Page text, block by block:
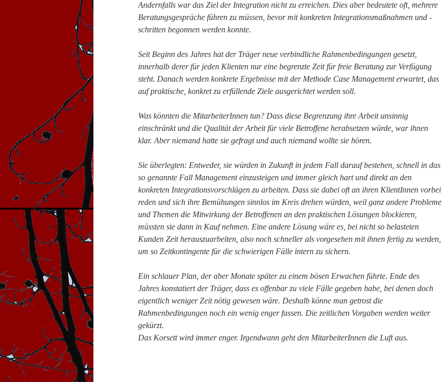
Andernfalls war das Ziel der Integration nicht zu erreichen. Dies aber bedeutete oft, mehrere
Beratungsgespräche führen zu müssen, bevor mit konkreten Integrationsmaßnahmen und -
schritten begonnen werden konnte.
Seit Beginn des Jahres hat der Träger neue verbindliche Rahmenbedingungen gesetzt,
innerhalb derer für jeden Klienten nur eine begrenzte Zeit für freie Beratung zur Verfügung
steht. Danach werden konkrete Ergebnisse mit der Methode Case Management erwartet, das
auf praktische, konkret zu erfüllende Ziele ausgerichtet werden soll.
Was könnten die MitarbeiterInnen tun? Dass diese Begrenzung ihre Arbeit unsinnig
einschränkt und die Qualität der Arbeit für viele Betroffene herabsetzen würde, war ihnen
klar. Aber niemand hatte sie gefragt und auch niemand wollte sie hören.
Sie überlegten: Entweder, sie würden in Zukunft in jedem Fall darauf bestehen, schnell in das
so genannte Fall Management einzusteigen und immer gleich hart und direkt an den
konkreten Integrationsvorschlägen zu arbeiten. Dass sie dabei oft an ihren KlientInnen vorbei
reden und sich ihre Bemühungen sinnlos im Kreis drehen würden, weil ganz andere Probleme
und Themen die Mitwirkung der Betroffenen an den praktischen Lösungen blockieren,
müssten sie dann in Kauf nehmen. Eine andere Lösung wäre es, bei nicht so belasteten
Kunden Zeit herauszuarbeiten, also noch schneller als vorgesehen mit ihnen fertig zu werden,
um so Zeitkontingente für die schwierigen Fälle intern zu sichern.
Ein schlauer Plan, der aber Monate später zu einem bösen Erwachen führte. Ende des
Jahres konstatiert der Träger, dass es offenbar zu viele Fälle gegeben habe, bei denen doch
eigentlich weniger Zeit nötig gewesen wäre. Deshalb könne man getrost die
Rahmenbedingungen noch ein wenig enger fassen. Die zeitlichen Vorgaben werden weiter
gekürzt.
Das Korsett wird immer enger. Irgendwann geht den MitarbeiterInnen die Luft aus.